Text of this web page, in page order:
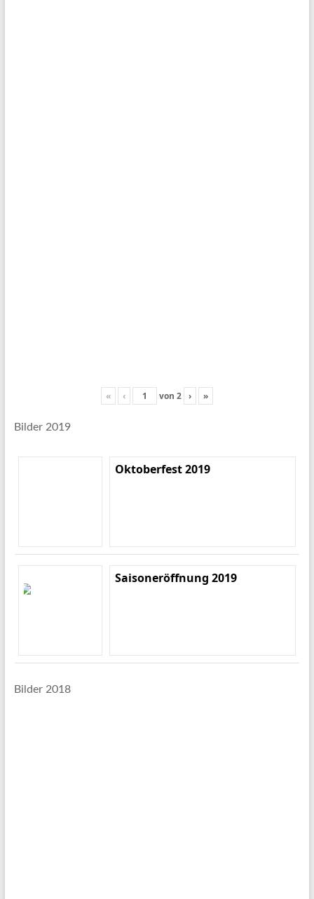
« ‹ von 2 › »
Bilder 2019
Oktoberfest 2019
Saisoneröffnung 2019
Bilder 2018